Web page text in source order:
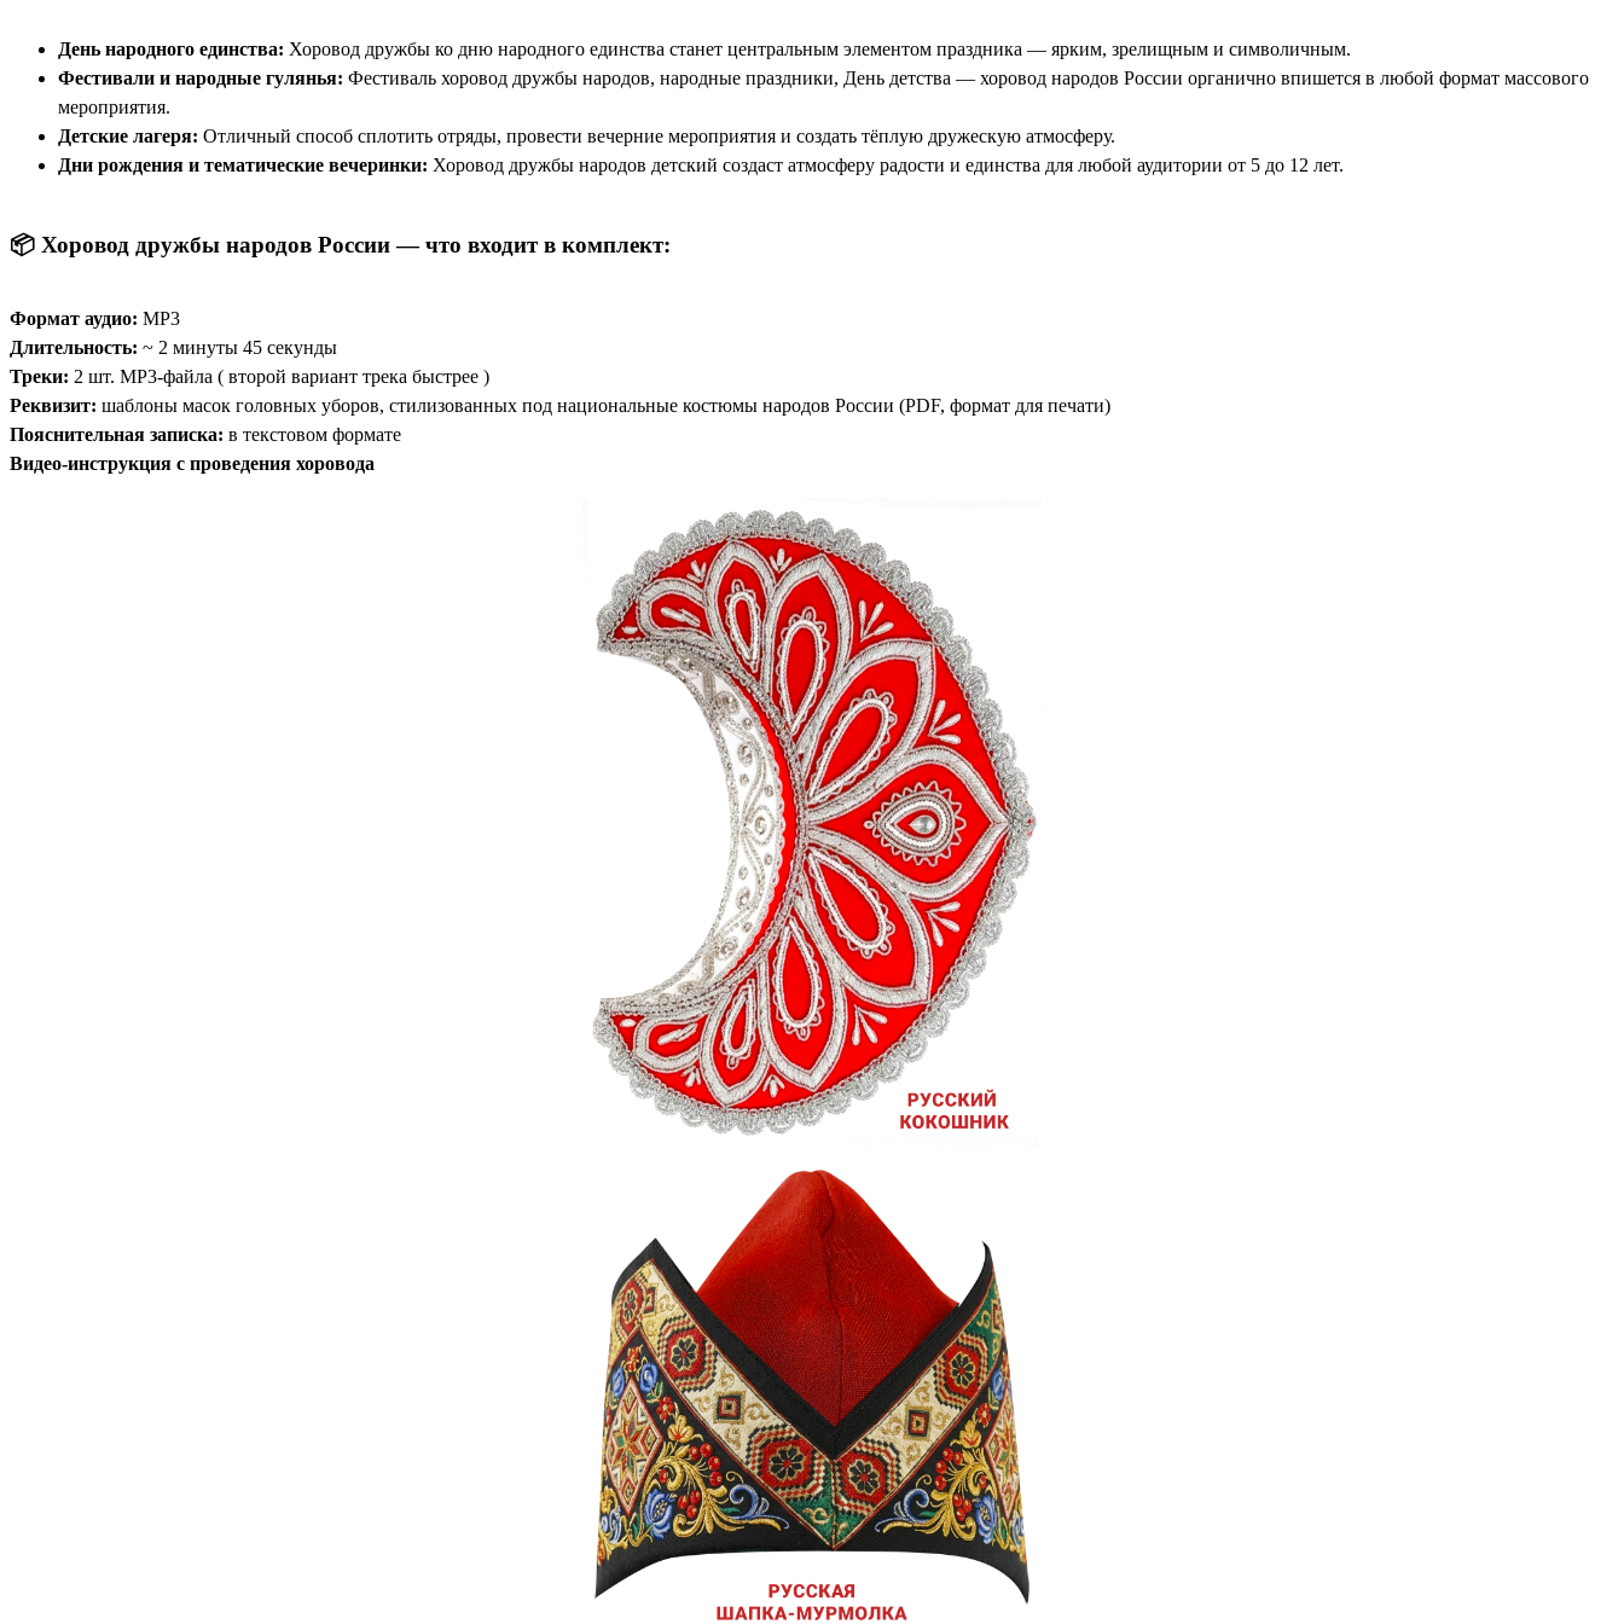
День народного единства: Хоровод дружбы ко дню народного единства станет центральным элементом праздника — ярким, зрелищным и символичным.
Фестивали и народные гулянья: Фестиваль хоровод дружбы народов, народные праздники, День детства — хоровод народов России органично впишется в любой формат массового
мероприятия.
Детские лагеря: Отличный способ сплотить отряды, провести вечерние мероприятия и создать тёплую дружескую атмосферу.
Дни рождения и тематические вечеринки: Хоровод дружбы народов детский создаст атмосферу радости и единства для любой аудитории от 5 до 12 лет.
📦 Хоровод дружбы народов России — что входит в комплект:
Формат аудио: MP3
Длительность: ~ 2 минуты 45 секунды
Треки: 2 шт. MP3-файла ( второй вариант трека быстрее )
Реквизит: шаблоны масок головных уборов, стилизованных под национальные костюмы народов России (PDF, формат для печати)
Пояснительная записка: в текстовом формате
Видео-инструкция с проведения хоровода